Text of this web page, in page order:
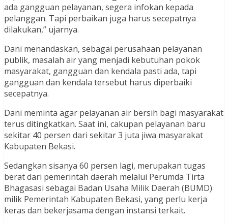
ada gangguan pelayanan, segera infokan kepada
pelanggan. Tapi perbaikan juga harus secepatnya
dilakukan,” ujarnya.
Dani menandaskan, sebagai perusahaan pelayanan
publik, masalah air yang menjadi kebutuhan pokok
masyarakat, gangguan dan kendala pasti ada, tapi
gangguan dan kendala tersebut harus diperbaiki
secepatnya.
Dani meminta agar pelayanan air bersih bagi masyarakat
terus ditingkatkan. Saat ini, cakupan pelayanan baru
sekitar 40 persen dari sekitar 3 juta jiwa masyarakat
Kabupaten Bekasi.
Sedangkan sisanya 60 persen lagi, merupakan tugas
berat dari pemerintah daerah melalui Perumda Tirta
Bhagasasi sebagai Badan Usaha Milik Daerah (BUMD)
milik Pemerintah Kabupaten Bekasi, yang perlu kerja
keras dan bekerjasama dengan instansi terkait.